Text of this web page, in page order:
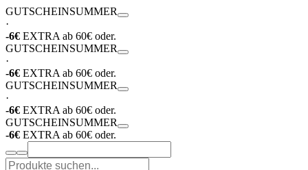
GUTSCHEINSUMMER
·
-6€ EXTRA ab 60€ oder.
GUTSCHEINSUMMER
·
-6€ EXTRA ab 60€ oder.
GUTSCHEINSUMMER
·
-6€ EXTRA ab 60€ oder.
GUTSCHEINSUMMER
-6€ EXTRA ab 60€ oder.